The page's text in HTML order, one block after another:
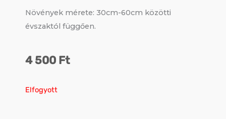
Növények mérete: 30cm-60cm közötti
évszaktól függően.
4 500 Ft
Elfogyott